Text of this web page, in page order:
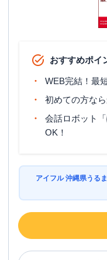
おすすめポイ
WEB完結！最
初めての方な
会話ロボット
OK！
アイフル 沖縄県うる